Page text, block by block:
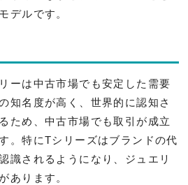
デルです。
ーは中古市場でも安定した需要
知名度が高く、世界的に認知さ
ため、中古市場でも取引が成立
。特にTシリーズはブランドの代
識されるようになり、ジュエリ
あります。